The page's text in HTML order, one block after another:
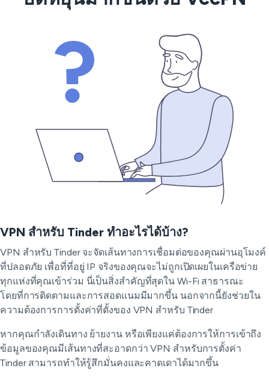
VPN สำหรับ Tinder ทำอะไรได้บ้าง?
VPN สำหรับ Tinder จะจัดเส้นทางการเชื่อมต่อของคุณผ่านอุโมงค์
ที่ปลอดภัย เพื่อที่ที่อยู่ IP จริงของคุณจะไม่ถูกเปิดเผยในเครือข่าย
ทุกแห่งที่คุณเข้าร่วม นี่เป็นสิ่งสำคัญที่สุดใน Wi-Fi สาธารณะ
โดยที่การติดตามและการสอดแนมมีมากขึ้น นอกจากนี้ยังช่วยใน
ความต้องการการตั้งค่าที่ตั้งของ VPN สำหรับ Tinder
หากคุณกำลังเดินทาง ย้ายงาน หรือเพียงแค่ต้องการให้การเข้าถึง
ข้อมูลของคุณมีเส้นทางที่สะอาดกว่า VPN สำหรับการตั้งค่า
Tinder สามารถทำให้รู้สึกมั่นคงและคาดเดาได้มากขึ้น